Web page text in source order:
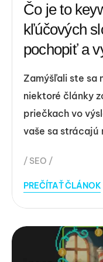
Čo je to
kľúčových
pochopiť a
Zamýšľali ste sa
niektoré články
priečkach vo
vaše sa strácajú
SEO
PREČÍTAŤ ČLÁNOK